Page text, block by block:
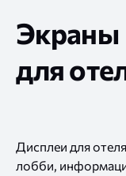
Экраны
для
Дисплеи для
лобби,